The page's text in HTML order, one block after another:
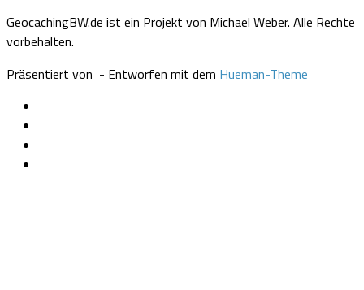
GeocachingBW.de ist ein Projekt von Michael Weber. Alle Rechte
vorbehalten.
Präsentiert von - Entworfen mit dem Hueman-Theme